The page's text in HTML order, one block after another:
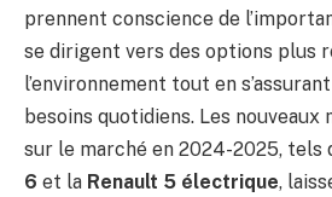
prennent conscience de
se dirigent vers des options plus
l’environnement tout en
besoins quotidiens. Les nouveaux
sur le marché en 2024-2025, tels
6 et la Renault 5 électrique,